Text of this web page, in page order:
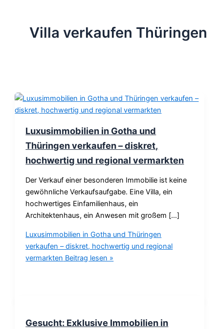
Villa verkaufen Thüringen
Luxusimmobilien in Gotha und
Thüringen verkaufen – diskret,
hochwertig und regional vermarkten
Der Verkauf einer besonderen Immobilie ist keine
gewöhnliche Verkaufsaufgabe. Eine Villa, ein
hochwertiges Einfamilienhaus, ein
Architektenhaus, ein Anwesen mit großem […]
Luxusimmobilien in Gotha und Thüringen
verkaufen – diskret, hochwertig und regional
vermarkten Beitrag lesen »
Gesucht: Exklusive Immobilien in